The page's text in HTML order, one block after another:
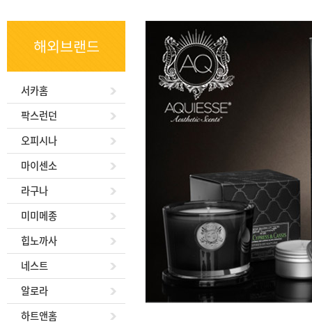
해외브랜드
서카홈
팍스런던
오피시나
마이센소
라구나
미미메종
힙노까사
네스트
알로라
하트앤홈